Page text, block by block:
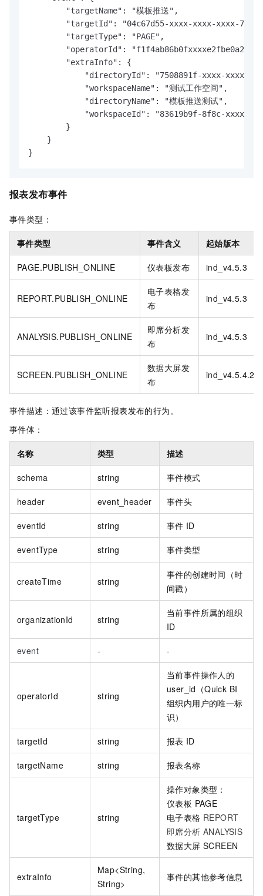
        "targetName": "模板推送",
"targetId": "04c67d55-xxxx-xxxx-xxxx-
        "targetType": "PAGE",
"operatorId":
        "extraInfo": {
"directoryId": "7508891f-xxxx-xxxx-
            "workspaceName": "测试工作空间",
            "directoryName": "模板推送测试",
"workspaceId": "83619b9f-8f8c-xxxx-
        }
    }
}
报表发布事件
事件类型：
事件类型 事件含义 起始版本
PAGE.PUBLISH_ONLINE 仪表板发布 ind_v4.5.3
REPORT.PUBLISH_ONLINE
电子表格发
布
ind_v4.5.3
ANALYSIS.PUBLISH_ONLINE
即席分析发
布
ind_v4.5.3
SCREEN.PUBLISH_ONLINE
数据大屏发
布
ind_v4.5.4.2
事件描述：通过该事件监听报表发布的行为。
事件体：
名称 类型 描述
schema string 事件模式
header event_header 事件头
eventId string 事件 ID
eventType string 事件类型
createTime string
事件的创建时间（时
间戳）
organizationId string
当前事件所属的组织
ID
event - -
operatorId string
当前事件操作人的
user_id（Quick BI
组织内用户的唯一标
识）
targetId string 报表 ID
targetName string 报表名称
targetType string
操作对象类型：
仪表板 PAGE
电子表格 REPORT
即席分析 ANALYSIS
数据大屏 SCREEN
extraInfo
Map<String,
String>
事件的其他参考信息